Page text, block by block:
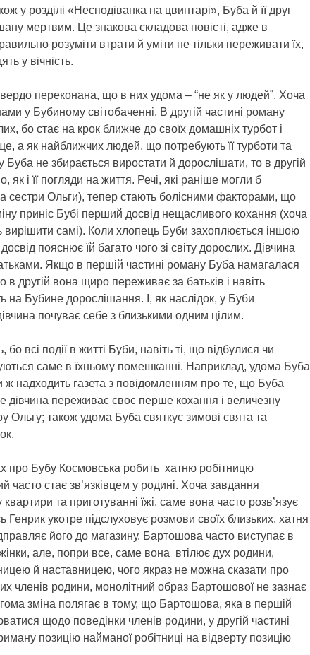
у розділі «Несподіванка на цвинтарі», Буба й її друг
мертвим. Це знакова складова повісті, адже в
розуміти втрати й уміти не тільки переживати їх,
у вічність.
переконана, що в них удома – “не як у людей”. Хоча
у Бубиному світобаченні. В другій частині роману
бо стає на крок ближче до своїх домашніх турбот і
а як найближчих людей, що потребують її турботи та
не збирається виростати й дорослішати, то в другій
як і її погляди на життя. Речі, які раніше могли б
сестри Ольги), тепер стають болісними факторами, що
приніс Бубі перший досвід нещасливого кохання (хоча
вирішити самі). Коли хлопець Буби захоплюється іншою
пояснює їй багато чого зі світу дорослих. Дівчина
Якщо в першій частині роману Буба намагалася
в другій вона щиро переживає за батьків і навіть
на Бубине дорослішання. І, як наслідок, у Буби
почуває себе з близькими одним цілим.
всі події в житті Буби, навіть ті, що відбулися чи
саме в їхньому помешканні. Наприклад, удома Буба
ж надходить газета з повідомленням про те, що Буба
дівчина переживає своє перше кохання і величезну
Ольгу; також удома Буба святкує зимові свята та
про Бубу Космовська робить хатню робітницю
стає зв’язківцем у родині. Хоча завдання
та приготуванні їжі, саме вона часто розв’язує
Генрик укотре підслуховує розмови своїх близьких, хатня
його до магазину. Бартошова часто виступає в
жінки, але, попри все, саме вона втілює дух родини,
й наставницею, чого якраз не можна сказати про
членів родини, монолітний образ Бартошової не зазнає
зміна полягає в тому, що Бартошова, яка в першій
щодо поведінки членів родини, у другій частині
позицію найманої робітниці на відверту позицію